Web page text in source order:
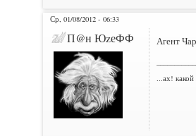
Ср, 01/08/2012 - 06:33
П@н ЮzеФФ Агент
...ах!